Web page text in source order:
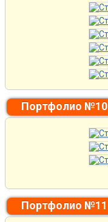
Портфолио №10
Портфолио №11